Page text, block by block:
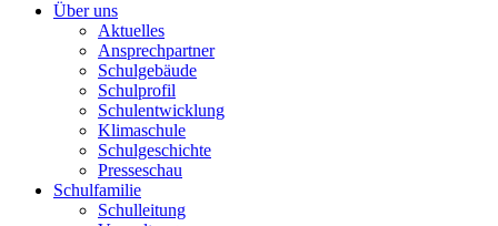
Über uns
Aktuelles
Ansprechpartner
Schulgebäude
Schulprofil
Schulentwicklung
Klimaschule
Schulgeschichte
Presseschau
Schulfamilie
Schulleitung